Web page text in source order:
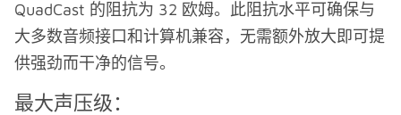
QuadCast 的阻抗为 32 欧姆。此阻抗水平可确保与
大多数音频接口和计算机兼容，无需额外放大即可提
供强劲而干净的信号。
最大声压级：